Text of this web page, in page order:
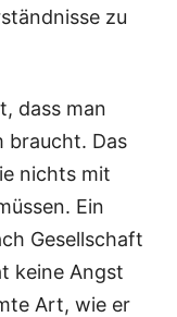
zu
dass man
braucht. Das
nichts mit
Ein
Gesell­schaft
kei­ne Angst
Art, wie er